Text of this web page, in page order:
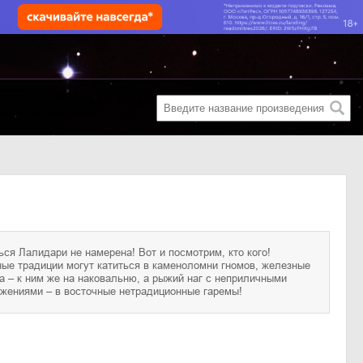
– в восточные нетрадиционные гаремы!